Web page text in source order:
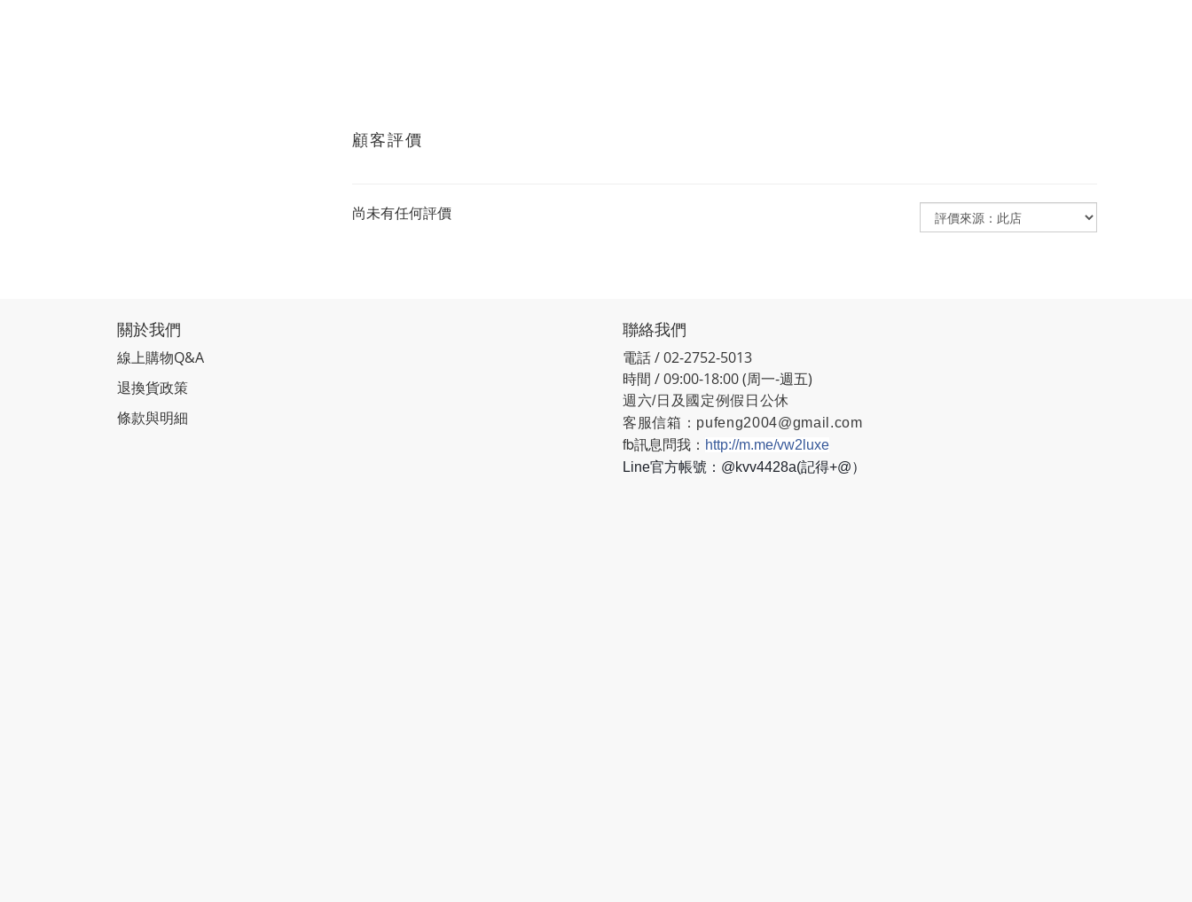
顧客評價
尚未有任何評價
關於我們
線上購物Q&A
退換貨政策
條款與明細
聯絡我們
電話 / 02-2752-5013
時間 / 09:00-18:00 (周一-週五)
週六/日及國定例假日公休
客服信箱： pufeng2004@gmail.com
fb訊息問我： http://m.me/vw2luxe
Line官方帳號：@kvv4428a(記得+@）